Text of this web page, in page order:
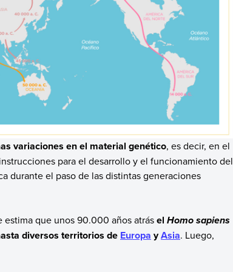
variaciones en el material genético, es decir, en el
para el desarrollo y el funcionamiento del
durante el paso de las distintas generaciones
estima que unos 90.000 años atrásel Homo sapiens
diversos territorios de Europa yAsia. Luego,